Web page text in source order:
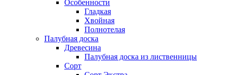
Особенности
Гладкая
Хвойная
Полнотелая
Палубная доска
Древесина
Палубная доска из лиственницы
Сорт